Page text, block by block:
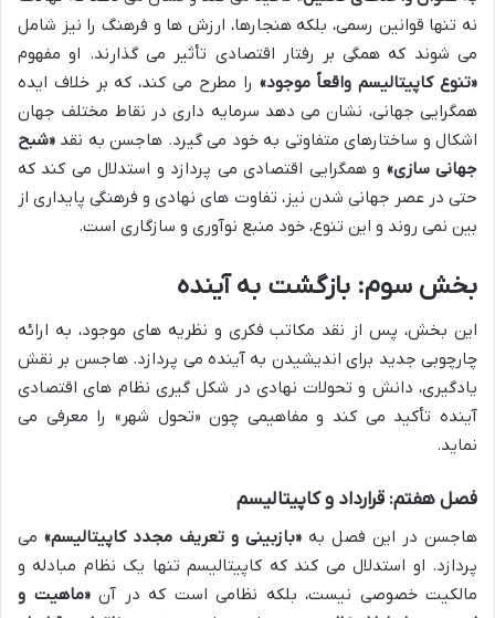
نه تنها قوانین رسمی، بلکه هنجارها، ارزش ها و فرهنگ را نیز شامل
می شوند که همگی بر رفتار اقتصادی تأثیر می گذارند. او مفهوم
«تنوع کاپیتالیسم واقعاً موجود» را مطرح می کند، که بر خلاف ایده
همگرایی جهانی، نشان می دهد سرمایه داری در نقاط مختلف جهان
اشکال و ساختارهای متفاوتی به خود می گیرد. هاجسن به نقد «شبح
جهانی سازی» و همگرایی اقتصادی می پردازد و استدلال می کند که
حتی در عصر جهانی شدن نیز، تفاوت های نهادی و فرهنگی پایداری از
بین نمی روند و این تنوع، خود منبع نوآوری و سازگاری است.
بخش سوم: بازگشت به آینده
این بخش، پس از نقد مکاتب فکری و نظریه های موجود، به ارائه
چارچوبی جدید برای اندیشیدن به آینده می پردازد. هاجسن بر نقش
یادگیری، دانش و تحولات نهادی در شکل گیری نظام های اقتصادی
آینده تأکید می کند و مفاهیمی چون «تحول شهر» را معرفی می
نماید.
فصل هفتم: قرارداد و کاپیتالیسم
هاجسن در این فصل به «بازبینی و تعریف مجدد کاپیتالیسم» می
پردازد. او استدلال می کند که کاپیتالیسم تنها یک نظام مبادله و
مالکیت خصوصی نیست، بلکه نظامی است که در آن«ماهیت و